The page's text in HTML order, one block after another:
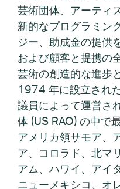
芸術団体、アーティ
新的なプログラミン
ジー、助成金の提供
および顧客と提携の
芸術の創造的な進歩
1974 年に設立され
議員によって運営さ
体 (US RAO) の中で
アメリカ領サモア、
ア、コロラド、北マ
アム、ハワイ、アイ
ニューメキシコ、オ